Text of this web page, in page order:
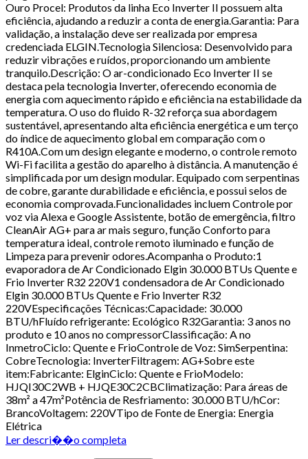
Ouro Procel: Produtos da linha Eco Inverter II possuem alta
eficiência, ajudando a reduzir a conta de energia.Garantia: Para
validação, a instalação deve ser realizada por empresa
credenciada ELGIN.Tecnologia Silenciosa: Desenvolvido para
reduzir vibrações e ruídos, proporcionando um ambiente
tranquilo.Descrição: O ar-condicionado Eco Inverter II se
destaca pela tecnologia Inverter, oferecendo economia de
energia com aquecimento rápido e eficiência na estabilidade da
temperatura. O uso do fluido R-32 reforça sua abordagem
sustentável, apresentando alta eficiência energética e um terço
do índice de aquecimento global em comparação com o
R410A.Com um design elegante e moderno, o controle remoto
Wi-Fi facilita a gestão do aparelho à distância. A manutenção é
simplificada por um design modular. Equipado com serpentinas
de cobre, garante durabilidade e eficiência, e possui selos de
economia comprovada.Funcionalidades incluem Controle por
voz via Alexa e Google Assistente, botão de emergência, filtro
CleanAir AG+ para ar mais seguro, função Conforto para
temperatura ideal, controle remoto iluminado e função de
Limpeza para prevenir odores.Acompanha o Produto:1
evaporadora de Ar Condicionado Elgin 30.000 BTUs Quente e
Frio Inverter R32 220V1 condensadora de Ar Condicionado
Elgin 30.000 BTUs Quente e Frio Inverter R32
220VEspecificações Técnicas:Capacidade: 30.000
BTU/hFluído refrigerante: Ecológico R32Garantia: 3 anos no
produto e 10 anos no compressorClassificação: A no
InmetroCiclo: Quente e FrioControle de Voz: SimSerpentina:
CobreTecnologia: InverterFiltragem: AG+Sobre este
item:Fabricante: ElginCiclo: Quente e FrioModelo:
HJQI30C2WB + HJQE30C2CBClimatização: Para áreas de
38m² a 47m²Potência de Resfriamento: 30.000 BTU/hCor:
BrancoVoltagem: 220VTipo de Fonte de Energia: Energia
Elétrica
Ler descri��o completa